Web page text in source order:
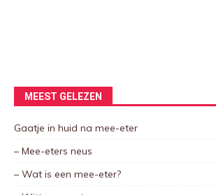
MEEST GELEZEN
Gaatje in huid na mee-eter
– Mee-eters neus
– Wat is een mee-eter?